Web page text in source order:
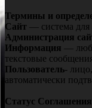
Термины и
Сайт — система для
Администрация
Информация —
текстовые
Пользователь-
автоматически
Статус Соглашения